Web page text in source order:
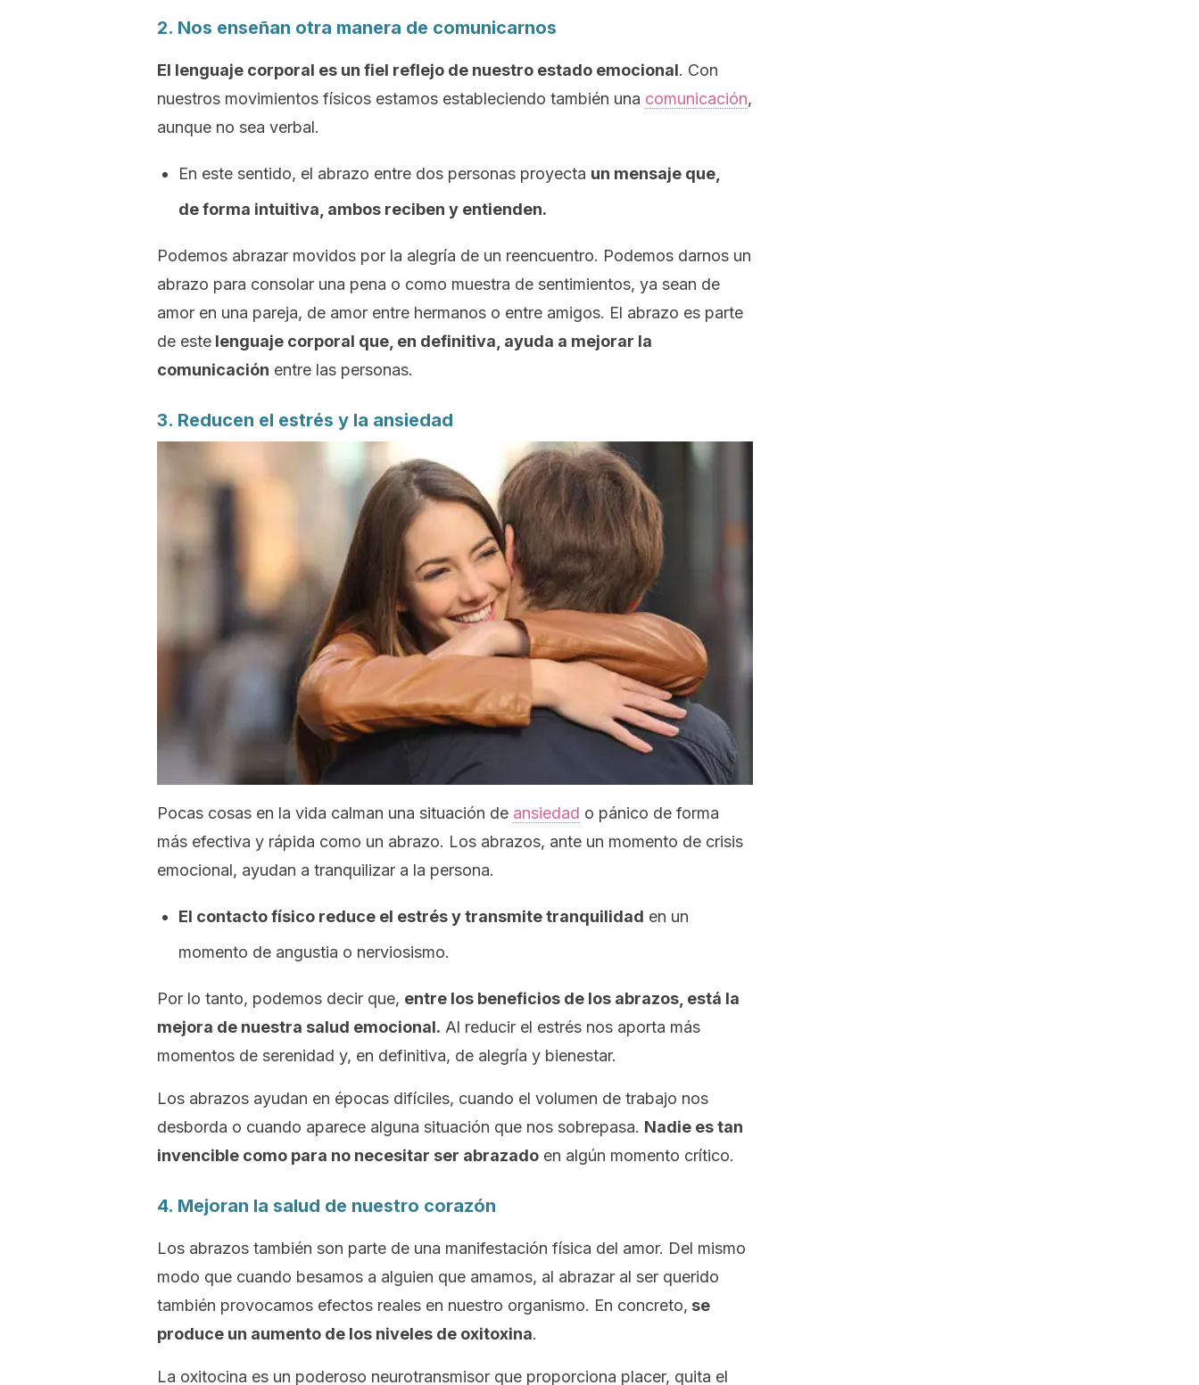
2. Nos enseñan otra manera de comunicarnos
El lenguaje corporal es un fiel reflejo de nuestro estado emocional. Con
nuestros movimientos físicos estamos estableciendo también una comunicación,
aunque no sea verbal.
En este sentido, el abrazo entre dos personas proyecta un mensaje que,
de forma intuitiva, ambos reciben y entienden.
Podemos abrazar movidos por la alegría de un reencuentro. Podemos darnos un
abrazo para consolar una pena o como muestra de sentimientos, ya sean de
amor en una pareja, de amor entre hermanos o entre amigos. El abrazo es parte
de este lenguaje corporal que, en definitiva, ayuda a mejorar la
comunicación entre las personas.
3. Reducen el estrés y la ansiedad
Pocas cosas en la vida calman una situación de ansiedad o pánico de forma
más efectiva y rápida como un abrazo. Los abrazos, ante un momento de crisis
emocional, ayudan a tranquilizar a la persona.
El contacto físico reduce el estrés y transmite tranquilidad en un
momento de angustia o nerviosismo.
Por lo tanto, podemos decir que, entre los beneficios de los abrazos, está la
mejora de nuestra salud emocional. Al reducir el estrés nos aporta más
momentos de serenidad y, en definitiva, de alegría y bienestar.
Los abrazos ayudan en épocas difíciles, cuando el volumen de trabajo nos
desborda o cuando aparece alguna situación que nos sobrepasa. Nadie es tan
invencible como para no necesitar ser abrazado en algún momento crítico.
4. Mejoran la salud de nuestro corazón
Los abrazos también son parte de una manifestación física del amor. Del mismo
modo que cuando besamos a alguien que amamos, al abrazar al ser querido
también provocamos efectos reales en nuestro organismo. En concreto, se
produce un aumento de los niveles de oxitoxina.
La oxitocina es un poderoso neurotransmisor que proporciona placer, quita el